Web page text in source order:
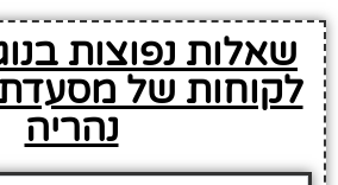
שאלות נפוצות
לקוחות של
נהריה